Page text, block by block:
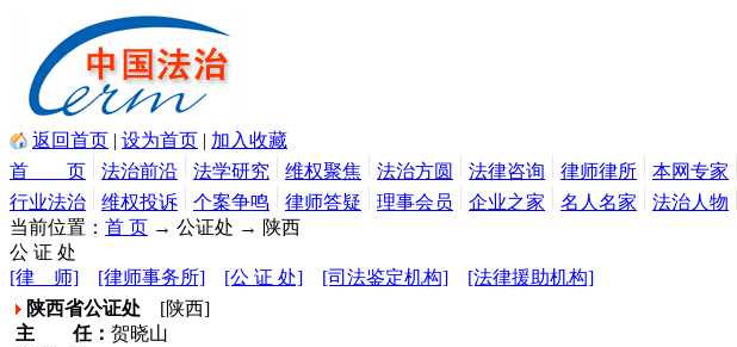
返回首页 | 设为首页 | 加入收藏
首 页
法治前沿 法学研究 维权聚焦 法治方圆 法律咨询 律师律所 本网专家
行业法治
维权投诉 个案争鸣 律师答疑 理事会员 企业之家 名人名家 法治人物
当前位置： 首 页 → 公证处 → 陕西
公 证 处
[律 师]
[律师事务所] [公 证 处] [司法鉴定机构]
[法律援助机构]
陕西省公证处 [陕西]
主 任： 贺晓山